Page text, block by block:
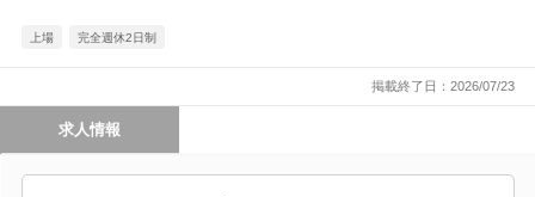
上場 完全週休2日制
掲載終了日：2026/07/23
求人情報